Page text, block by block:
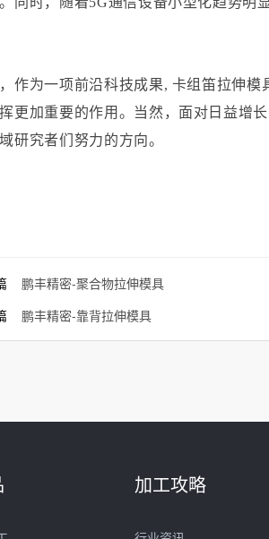
作为一项前沿科技成果, 卡组笛拉伸模
更加重要的作用。当然，面对日益增
研究者们努力的方向。
鹏丰精密-聚合物拉伸模具
鹏丰精密-靠背拉伸模具
加工攻略